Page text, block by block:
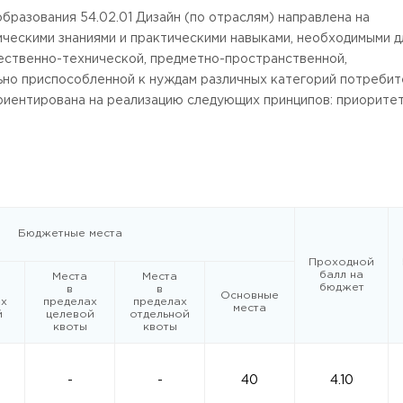
54.02.01 Дизайн (по отраслям) направлена на
знаниями и практическими навыками, необходимыми
технической, предметно-пространственной,
приспособленной к нуждам различных категорий
на реализацию следующих принципов: приоритет
потребности к постоянному развитию и инновационной
образования. Программа реализуется в форме
исполнителей.
Бюджетные места
Проходной
балл на
бюджет
Места
в
пределах
целевой
квоты
Места
в
пределах
отдельной
квоты
Основные
места
- - 40 4.10